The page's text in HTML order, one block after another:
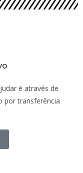
é através de
por transferência